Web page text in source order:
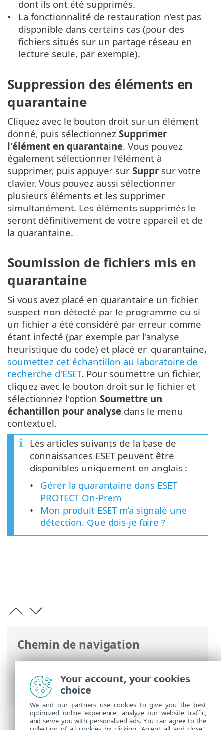
Chemin de navigation
Aide en ligne ESET>ESET Endpoint
Antivirus
>Utilisation d'ESET Endpoint
Antivirus
>Outils > Quarantaine
dont ils ont été supprimés.
La fonctionnalité de restauration n’est pas
disponible dans certains cas (pour des
fichiers situés sur un partage réseau en
lecture seule, par exemple).
Suppression des éléments en
quarantaine
Cliquez avec le bouton droit sur un élément
donné, puis sélectionnez Supprimer
l'élément en quarantaine. Vous pouvez
également sélectionner l'élément à
supprimer, puis appuyer sur Suppr sur votre
clavier. Vous pouvez aussi sélectionner
plusieurs éléments et les supprimer
simultanément. Les éléments supprimés le
seront définitivement de votre appareil et de
la quarantaine.
Soumission de fichiers mis en
quarantaine
Si vous avez placé en quarantaine un fichier
suspect non détecté par le programme ou si
un fichier a été considéré par erreur comme
étant infecté (par exemple par l'analyse
heuristique du code) et placé en quarantaine,
soumettez cet échantillon au laboratoire de
recherche d'ESET. Pour soumettre un fichier,
cliquez avec le bouton droit sur le fichier et
sélectionnez l'option Soumettre un
échantillon pour analyse dans le menu
contextuel.
Les articles suivants de la base de
connaissances ESET peuvent être
disponibles uniquement en anglais :
Gérer la quarantaine dans ESET
PROTECT On-Prem
Mon produit ESET m’a signalé une
détection. Que dois-je faire ?
Your account, your cookies
choice
We and our partners use cookies to give you the best
optimized online experience, analyze our website traffic,
and serve you with personalized ads. You can agree to the